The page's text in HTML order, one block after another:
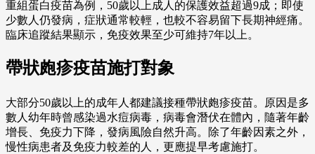
重組蛋白疫苗為例，50歲以上成人的保護效益超過9成；即使
少數人仍發病，症狀通常較輕，也較不容易留下長期神經痛。
臨床追蹤結果顯示，免疫效果至少可維持7年以上。
帶狀皰疹疫苗施打對象
大部分50歲以上的成年人都建議接種帶狀皰疹疫苗。原因是多
數人幼年時曾感染過水痘病毒，病毒會潛伏在體內，隨著年齡
增長、免疫力下降，發病風險自然升高。除了年齡因素之外，
慢性病患者及免疫力較差的人，更應提早考慮施打。